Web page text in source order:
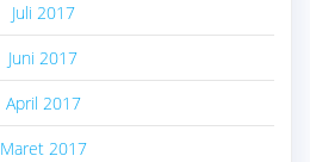
Juli 2017
Juni 2017
April 2017
Maret 2017